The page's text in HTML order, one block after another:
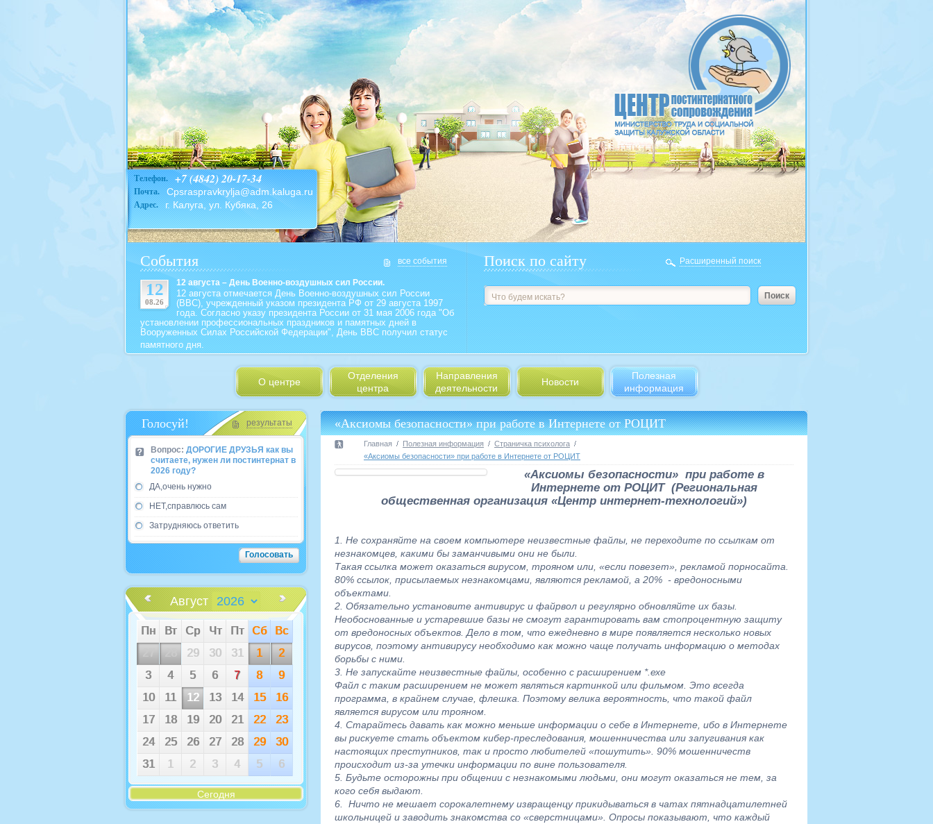
Телефон. +7 (4842) 20-17-34
Почта. Cpsraspravkrylja@adm.kaluga.ru
Адрес. г. Калуга, ул. Кубяка, 26
все события
События
12
08.26
12 августа – День Военно-воздушных сил России.
12 августа отмечается День Военно-воздушных сил России
(ВВС), учрежденный указом президента РФ от 29 августа 1997
года. Согласно указу президента России от 31 мая 2006 года "Об
установлении профессиональных праздников и памятных дней в
Вооруженных Силах Российской Федерации", День ВВС получил статус
памятного дня.
Расширенный поиск
Поиск по сайту
О центре
Отделения
центра
Направления
деятельности
Новости
Полезная
информация
результаты
Голосуй!
Вопрос: ДОРОГИЕ ДРУЗЬЯ как вы
считаете, нужен ли постинтернат в
2026 году?
ДА,очень нужно
НЕТ,справлюсь сам
Затрудняюсь ответить
Август
Пн Вт Ср Чт Пт Сб
Вс
29 30 31 1
2
3
4 5 6 7 8
9
10
11 12 13 14 15
16
17
18 19 20 21 22
23
24
25 26 27 28 29
30
31
1 2 3 4 5 6
Сегодня
«Аксиомы безопасности» при работе в Интернете от РОЦИТ
Главная Полезная информация
Страничка психолога
«Аксиомы безопасности» при работе в Интернете от РОЦИТ
«Аксиомы безопасности» при работе в
Интернете от РОЦИТ (Региональная
общественная организация «Центр интернет-технологий»)
1. Не сохраняйте на своем компьютере неизвестные файлы, не переходите по ссылкам от
незнакомцев, какими бы заманчивыми они не были.
Такая ссылка может оказаться вирусом, трояном или, «если повезет», рекламой порносайта.
80% ссылок, присылаемых незнакомцами, являются рекламой, а 20% - вредоносными
объектами.
2. Обязательно установите антивирус и файрвол и регулярно обновляйте их базы.
Необоснованные и устаревшие базы не смогут гарантировать вам стопроцентную защиту
от вредоносных объектов. Дело в том, что ежедневно в мире появляется несколько новых
вирусов, поэтому антивирусу необходимо как можно чаще получать информацию о методах
борьбы с ними.
3. Не запускайте неизвестные файлы, особенно с расширением *.ехе
Файл с таким расширением не может являться картинкой или фильмом. Это всегда
программа, в крайнем случае, флешка. Поэтому велика вероятность, что такой файл
является вирусом или трояном.
4. Старайтесь давать как можно меньше информации о себе в Интернете, ибо в Интернете
вы рискуете стать объектом кибер-преследования, мошенничества или запугивания как
настоящих преступников, так и просто любителей «пошутить». 90% мошенничеств
происходит из-за утечки информации по вине пользователя.
5. Будьте осторожны при общении с незнакомыми людьми, они могут оказаться не тем, за
кого себя выдают.
6. Ничто не мешает сорокалетнему извращенцу прикидываться в чатах пятнадцатилетней
школьницей и заводить знакомства со «сверстницами». Опросы показывают, что каждый